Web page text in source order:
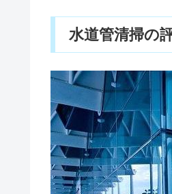
水道管清掃の